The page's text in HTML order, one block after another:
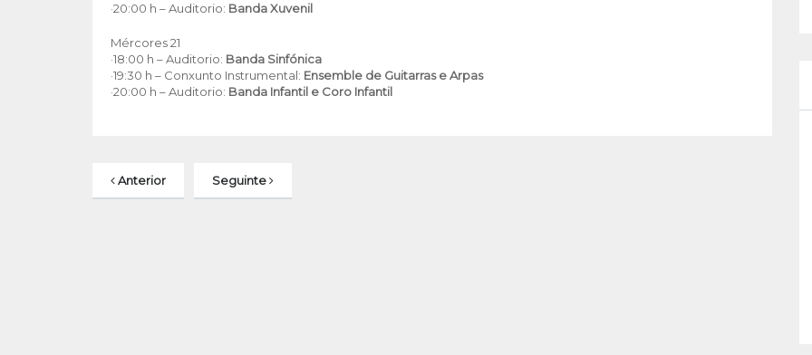
·20:00 h – Auditorio: Banda Xuvenil
Mércores 21
·18:00 h – Auditorio: Banda Sinfónica
·19:30 h – Conxunto Instrumental: Ensemble de Guitarras e Arpas
·20:00 h – Auditorio: Banda Infantil e Coro Infantil
Anterior Seguinte